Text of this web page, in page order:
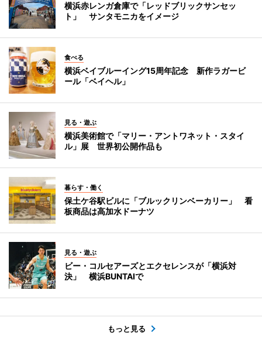
横浜赤レンガ倉庫で「レッドブリックサンセッ
ト」 サンタモニカをイメージ
食べる
横浜ベイブルーイング15周年記念 新作ラガービ
ール「ベイヘル」
見る・遊ぶ
横浜美術館で「マリー・アントワネット・スタイ
ル」展 世界初公開作品も
暮らす・働く
保土ケ谷駅ビルに「ブルックリンベーカリー」 看
板商品は高加水ドーナツ
見る・遊ぶ
ビー・コルセアーズとエクセレンスが「横浜対
決」 横浜BUNTAIで
もっと見る